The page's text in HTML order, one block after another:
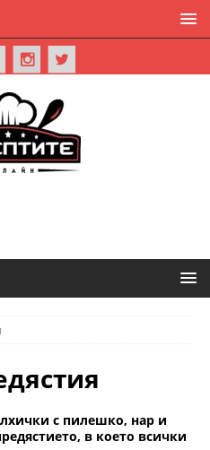
с пилешко, нар и
в което всички